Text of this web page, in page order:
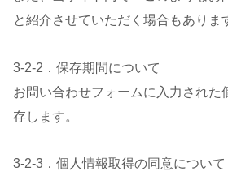
と紹介させていただく場合もありま
3-2-2．保存期間について
お問い合わせフォームに入力された
存します。
3-2-3．個人情報取得の同意について